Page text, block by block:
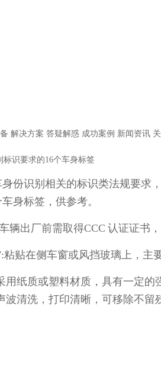
解决方案 答疑解惑 成功案例 新闻资讯
识要求的16个车身标签
份识别相关的标识类法规要求
身标签，供参考。
辆出厂前需取得CCC 认证证书
粘贴在侧车窗或风挡玻璃上，主
用纸质或塑料材质，具有一定
波清洗，打印清晰，可移除不留